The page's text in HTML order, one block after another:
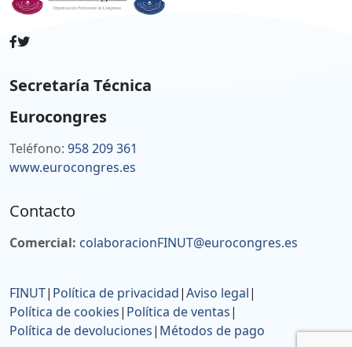
Secretaría Técnica
Eurocongres
Teléfono: 958 209 361
www.eurocongres.es
Contacto
Comercial: colaboracionFINUT@eurocongres.es
FINUT| Política de privacidad|Aviso legal|
Política de cookies| Política de ventas|
Política de devoluciones| Métodos de pago